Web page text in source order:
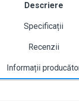
Descriere
Specificații
Recenzii
Informații